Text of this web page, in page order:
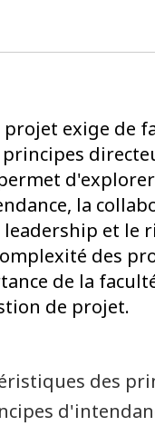
exige de
la
et le
des
de la
de projet.
des